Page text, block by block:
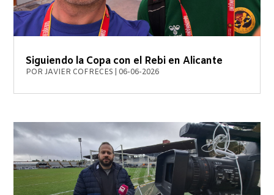
Siguiendo la Copa con el Rebi en Alicante
PORJAVIER COFRECES 06-06-2026